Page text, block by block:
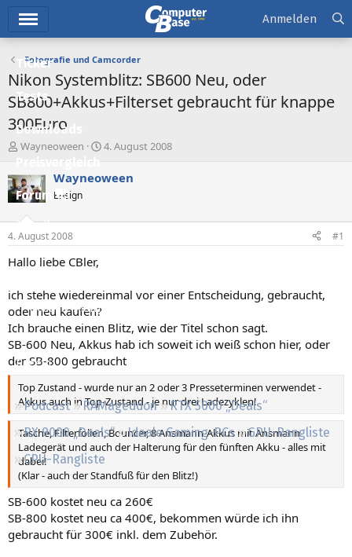
Ticker
Tests
Downloads
Preisvergleich
Forum
Aktuelles
Neueste Aktivitäten
Leserartikel
Regeln
Podcast RAMageddon
RTX 5000 „Deals“
RX 9000 „Deals“
Ideale Gaming-PCs
GPU-Rangliste
CPU-Rangliste
Anmelden
Fotografie und Camcorder
Nikon Systemblitz: SB600 Neu, oder
SB800+Akkus+Filterset gebraucht für knappe
300Euro
E
r
s
t
e
l
e
r
Wayneoween
E
s
t
4. August 2008
Wayneoween
Ensign
4. August 2008 #1
Hallo liebe CBler,
ich stehe wiedereinmal vor einer Entscheidung, gebraucht,
oder neu kaufen?
Ich brauche einen Blitz, wie der Titel schon sagt.
SB-600 Neu, Akkus hab ich soweit ich weiß schon hier, oder
der SB-800 gebraucht
Top Zustand - wurde nur an 2 oder 3 Presseterminen verwendet -
Akkus auch in Top-Zustand - je nur drei Ladezyklen!
Tasche, Filterfolien, Bouncer, 8 Ansmann-Akkus mit Ansmann
Ladegerät und auch der Halterung für den fünften Akku - alles mit
dabei!
(Klar - auch der Standfuß für den Blitz!)
SB-600 kostet neu ca 260€
SB-800 kostet neu ca 400€, bekommen würde ich ihn
gebraucht für 300€ inkl. dem Zubehör.